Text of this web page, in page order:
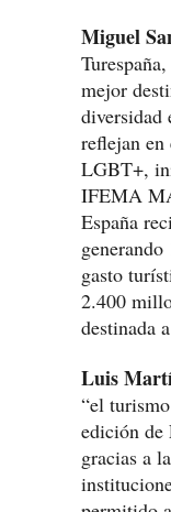
Miguel
mejor
diversidad
reflejan
LGBT+,
IFEMA
España
gasto
2.400
destinada
Luis
“el
edición de
gracias a